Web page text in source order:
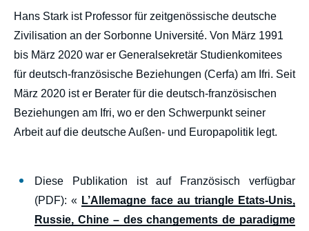
Hans Stark ist Professor für zeitgenössische deutsche
Zivilisation an der Sorbonne Université. Von März 1991
bis März 2020 war er Generalsekretär Studienkomitees
für deutsch-französische Beziehungen (Cerfa) am Ifri. Seit
März 2020 ist er Berater für die deutsch-französischen
Beziehungen am Ifri, wo er den Schwerpunkt seiner
Arbeit auf die deutsche Außen- und Europapolitik legt.
Diese Publikation ist auf Französisch verfügbar
(PDF): « L’Allemagne face au triangle Etats-Unis,
Russie, Chine – des changements de paradigme